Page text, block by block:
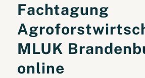
Fachtagung
MLUK
online